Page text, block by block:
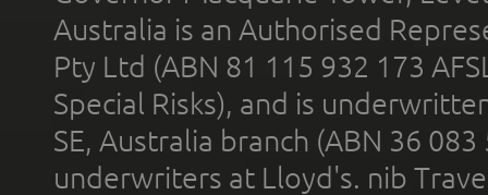
Australia is an Authorised
Pty Ltd (ABN 81 115 932 173
Special Risks), and is
SE, Australia branch (ABN 36
underwriters at Lloyd's. nib